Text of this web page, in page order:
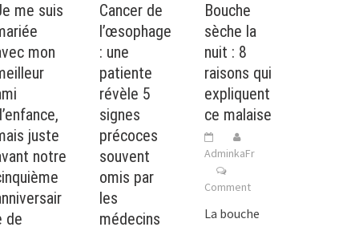
me suis
mon
juste
notre
de
Cancer de
l’œsophage
: une
patiente
révèle 5
signes
précoces
souvent
omis par
les
médecins
Bouche
sèche la
nuit : 8
raisons qui
expliquent
ce malaise
AdminkaFr
Comment
La bouche